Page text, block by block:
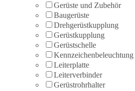
Gerüste und Zubehör
Baugerüste
Drehgerüstkupplung
Gerüstkupplung
Gerüstschelle
Kennzeichenbeleuchtung
Leiterplatte
Leiterverbinder
Gerüstrohrhalter